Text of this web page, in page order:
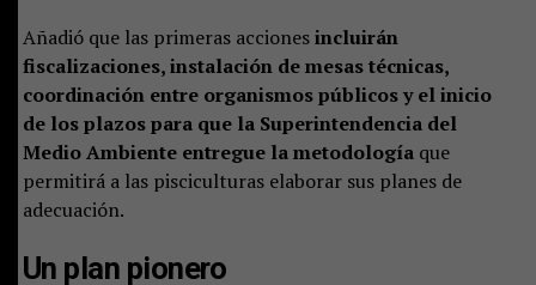
Añadió que las primeras accionesincluirán
fiscalizaciones, instalación de mesas técnicas,
coordinación entre organismos públicos y el inicio
de los plazos para que la Superintendencia del
Medio Ambiente entregue la metodología que
permitirá a las pisciculturas elaborar sus planes de
adecuación.
Un plan pionero